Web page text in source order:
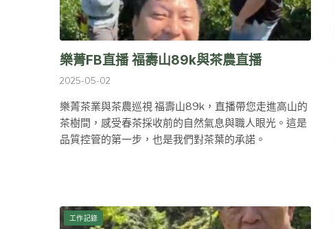
樂菁FB直播 福壽山89k與茶農直播
2025-05-02
樂菁茶業與茶農巡視 福壽山89k，直播帶您走進高山的
茶樹間，感受春茶採收前的自然氣息與職人眼光。這是
品質控管的第一步，也是我們對茶葉的承諾。
工作記錄